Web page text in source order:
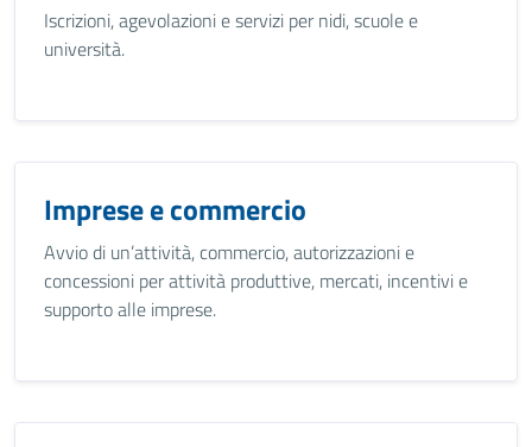
Iscrizioni, agevolazioni e servizi per nidi, scuole e
università.
Imprese e commercio
Avvio di un’attività, commercio, autorizzazioni e
concessioni per attività produttive, mercati, incentivi e
supporto alle imprese.